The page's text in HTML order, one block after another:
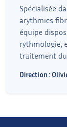
Spécialisée
arythmies
équipe
rythmologie,
traitement
Direction :